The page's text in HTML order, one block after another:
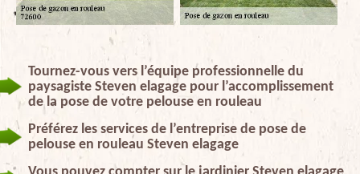
Tournez-vous vers l’équipe professionnelle du
paysagiste Steven elagage pour l’accomplissement
de la pose de votre pelouse en rouleau
Préférez les services de l’entreprise de pose de
pelouse en rouleau Steven elagage